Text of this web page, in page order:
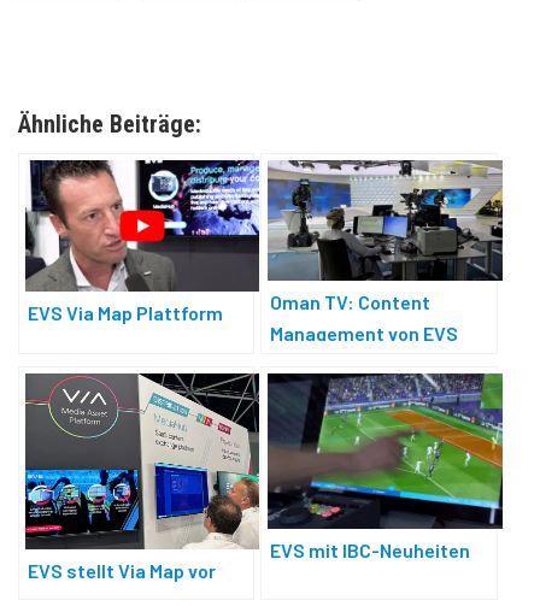
Ähnliche Beiträge:
EVS Via Map Plattform
Oman TV: Content
Management von EVS
EVS stellt Via Map vor
EVS mit IBC-Neuheiten